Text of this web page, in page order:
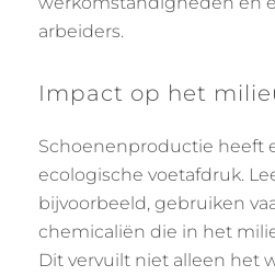
arbeiders.
Impact op het
Schoenenproductie heeft
ecologische voetafdruk.
bijvoorbeeld, gebruiken
chemicaliën die in het
Dit vervuilt niet alleen het